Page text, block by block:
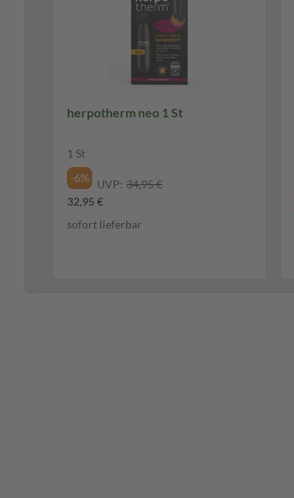
herpotherm neo 1 St
1 St
-6%
UVP: 34,95 €
32,95 €
sofort lieferbar